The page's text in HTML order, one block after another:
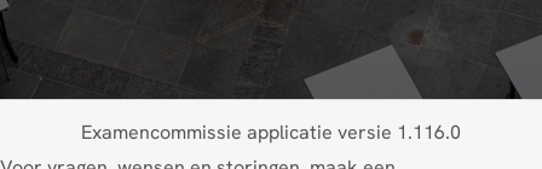
Examencommissie applicatie versie 1.116.0